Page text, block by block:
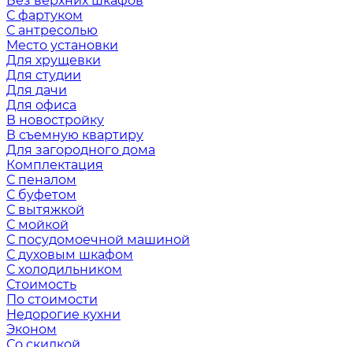
С фартуком
С антресолью
Место установки
Для хрущевки
Для студии
Для дачи
Для офиса
В новостройку
В съемную квартиру
Для загородного дома
Комплектация
С пеналом
С буфетом
С вытяжкой
С мойкой
С посудомоечной машиной
С духовым шкафом
С холодильником
Стоимость
По стоимости
Недорогие кухни
Эконом